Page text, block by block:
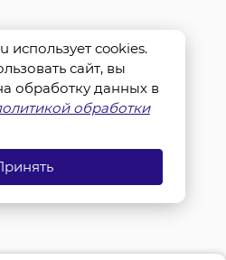
использует cookies.
сайт, вы
обработку данных в
обработки